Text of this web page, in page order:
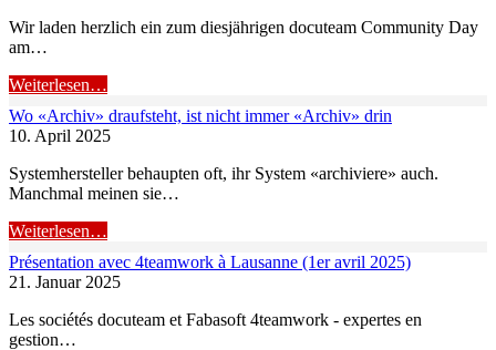
Wir laden herzlich ein zum diesjährigen docuteam Community Day
am…
Weiterlesen…
Wo «Archiv» draufsteht, ist nicht immer «Archiv» drin
10. April 2025
Systemhersteller behaupten oft, ihr System «archiviere» auch.
Manchmal meinen sie…
Weiterlesen…
Présentation avec 4teamwork à Lausanne (1er avril 2025)
21. Januar 2025
Les sociétés docuteam et Fabasoft 4teamwork - expertes en
gestion…